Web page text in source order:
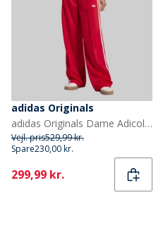
adidas Originals
adidas Originals Dame Adicolor Classic Firebird Løstsiddende træningsbukser Better Scarlet/Hvid
Vejl. pris529,99 kr.
Spare230,00 kr.
Current
299,99 kr.